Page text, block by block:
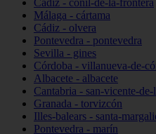
Cádiz - conil-de-la-frontera
Málaga - cártama
Cádiz - olvera
Pontevedra - pontevedra
Sevilla - gines
Córdoba - villanueva-de-
Albacete - albacete
Cantabria - san-vicente-de-
Granada - torvizcón
Illes-balears - santa-
Pontevedra - marín